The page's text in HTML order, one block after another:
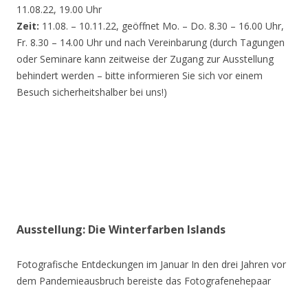
11.08.22, 19.00 Uhr
Zeit: 11.08. – 10.11.22, geöffnet Mo. – Do. 8.30 – 16.00 Uhr,
Fr. 8.30 – 14.00 Uhr und nach Vereinbarung (durch Tagungen
oder Seminare kann zeitweise der Zugang zur Ausstellung
behindert werden – bitte informieren Sie sich vor einem
Besuch sicherheitshalber bei uns!)
Ausstellung: Die Winterfarben Islands
Fotografische Entdeckungen im Januar In den drei Jahren vor
dem Pandemieausbruch bereiste das Fotografenehepaar